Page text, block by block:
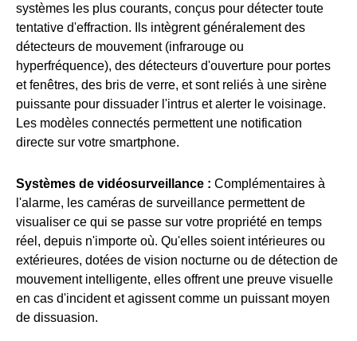
systèmes les plus courants, conçus pour détecter toute
tentative d'effraction. Ils intègrent généralement des
détecteurs de mouvement (infrarouge ou
hyperfréquence), des détecteurs d'ouverture pour portes
et fenêtres, des bris de verre, et sont reliés à une sirène
puissante pour dissuader l'intrus et alerter le voisinage.
Les modèles connectés permettent une notification
directe sur votre smartphone.
Systèmes de vidéosurveillance : Complémentaires à
l'alarme, les caméras de surveillance permettent de
visualiser ce qui se passe sur votre propriété en temps
réel, depuis n'importe où. Qu'elles soient intérieures ou
extérieures, dotées de vision nocturne ou de détection de
mouvement intelligente, elles offrent une preuve visuelle
en cas d'incident et agissent comme un puissant moyen
de dissuasion.